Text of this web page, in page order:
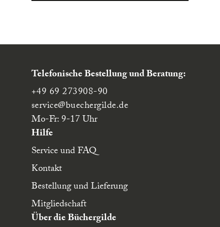
Telefonische Bestellung und Beratung:
+49 69 273908-90
service@buechergilde.de
Mo-Fr: 9-17 Uhr
Hilfe
Service und FAQ
Kontakt
Bestellung und Lieferung
Mitgliedschaft
Über die Büchergilde